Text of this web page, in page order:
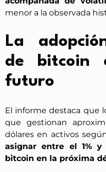
menor a la observada
La
de bitcoin
futuro
El informe destaca que
que gestionan
dólares en activos
asignar entre el 1%
bitcoin en la próxima